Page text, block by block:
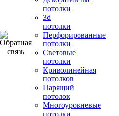
потолки
3d
потолки
Перфорированные
потолки
Cветовые
потолки
Криволинейная
потолков
Парящий
потолок
Многоуровневые
потолки